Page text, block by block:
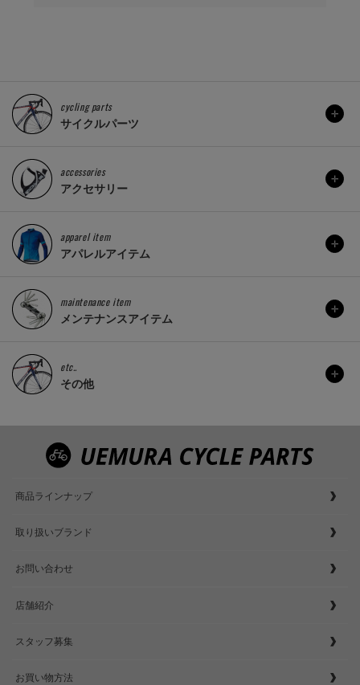
cycling parts
サイクルパーツ
accessories
アクセサリー
apparel item
アパレルアイテム
maintenance item
メンテナンスアイテム
etc..
その他
商品ラインナップ
取り扱いブランド
お問い合わせ
店舗紹介
スタッフ募集
お買い物方法